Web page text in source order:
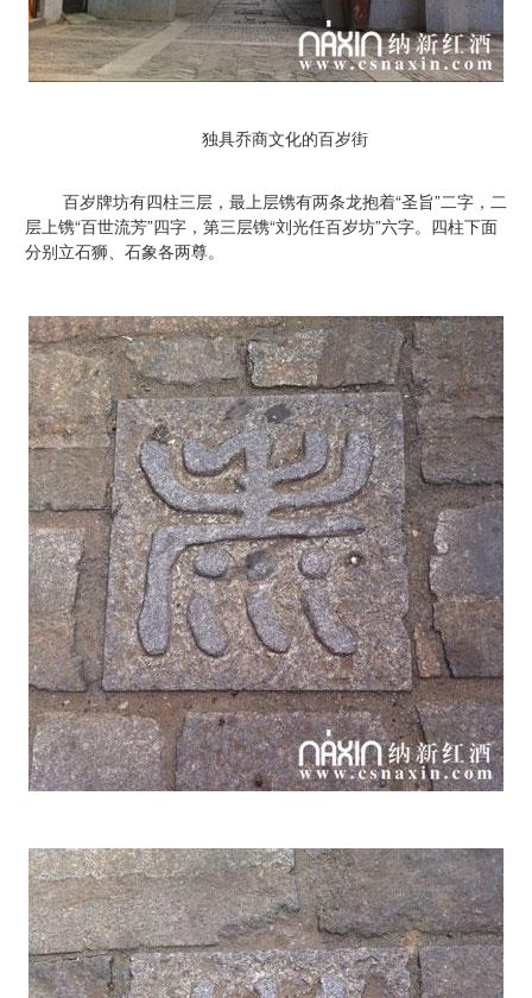
独具乔商文化的百岁街
百岁牌坊有四柱三层，最上层镌有两条龙抱着“圣旨”二字，二
层上镌“百世流芳”四字，第三层镌“刘光任百岁坊”六字。四柱下面
分别立石狮、石象各两尊。